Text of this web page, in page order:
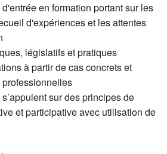
en formation portant sur les
d'expériences et les attentes
législatifs et pratiques
à partir de cas concrets et
professionnelles
sur des principes de
et participative avec utilisation de